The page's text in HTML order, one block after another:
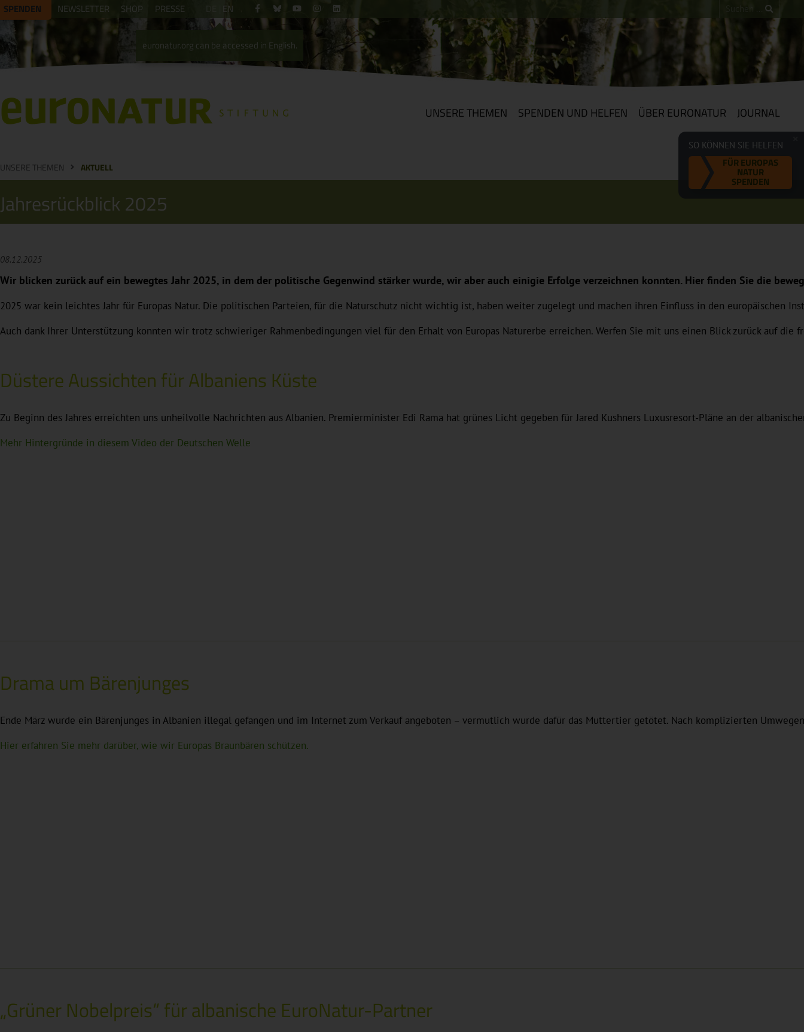
SPENDEN NEWSLETTER SHOP PRESSE
euronatur.org can be accessed in English.
EN
UNSERE THEMEN SPENDEN UND HELFEN ÜBER EURONATUR JOURNAL
SO KÖNNEN SIE HELFEN
FÜR EUROPAS
NATUR
SPENDEN
UNSERE THEMEN AKTUELL
Jahresrückblick 2025
08.12.2025
Wir blicken zurück auf ein bewegtes Jahr 2025, in dem der politische Gegenwind stärker wurde, wir aber auch einigie Erfolge verzeichnen konnten. Hier finden Sie die
2025 war kein leichtes Jahr für Europas Natur. Die politischen Parteien, für die Naturschutz nicht wichtig ist, haben weiter zugelegt und machen ihren Einfluss in den
Auch dank Ihrer Unterstützung konnten wir trotz schwieriger Rahmenbedingungen viel für den Erhalt von Europas Naturerbe erreichen. Werfen Sie mit uns einen Blick zurück auf
Düstere Aussichten für Albaniens Küste
Zu Beginn des Jahres erreichten uns unheilvolle Nachrichten aus Albanien. Premierminister Edi Rama hat grünes Licht gegeben für Jared Kushners Luxusresort-Pläne an der
Mehr Hintergründe in diesem Video der Deutschen Welle
Drama um Bärenjunges
Ende März wurde ein Bärenjunges in Albanien illegal gefangen und im Internet zum Verkauf angeboten – vermutlich wurde dafür das Muttertier getötet. Nach komplizierten
Hier erfahren Sie mehr darüber, wie wir Europas Braunbären schützen.
„Grüner Nobelpreis“ für albanische EuroNatur-Partner